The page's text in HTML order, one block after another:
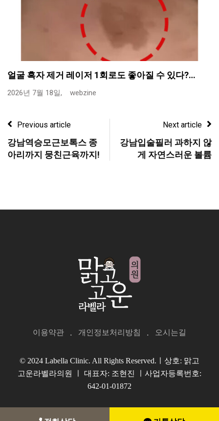
얼굴 흑자 제거 레이저 1회로도 좋아질 수 있다?…
2026년 7월 18일, webzine
Previous article
강남역승모근보톡스 종
아리까지 뭉친근육까지!
Next article
강남입술필러 과하지 않
게 자연스러운 볼륨
이용약관 개인정보처리방침 오시는길
© 2024 Labella Clinic. All Rights Reserved.ㅣ상호: 맑고
고운라벨라의원 ㅣ 대표자: 조현진 ㅣ사업자등록번호:
642-01-01872